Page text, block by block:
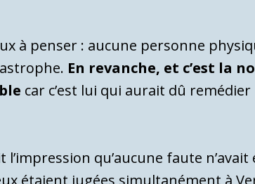
à penser : aucune personne
En revanche, et c’est la
car c’est lui qui aurait dû
qu’aucune faute n’avait